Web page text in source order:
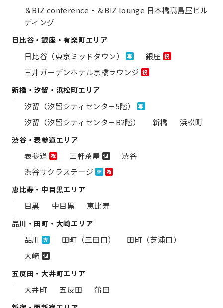
＆BIZ conference・＆BIZ lounge 日本橋髙島屋ビル
ディング
日比谷・銀座・有楽町エリア
日比谷（東京ミッドタウン） 専 銀座 祝
三井ガーデンホテル京橋ラウンジ 祝
新橋・汐留・浜松町エリア
汐留（汐留シティセンター5階） 専
汐留（汐留シティセンターB2階） 新橋 浜松町
渋谷・表参道エリア
表参道 祝 三軒茶屋 個
渋谷
渋谷サクラステージ 専 祝
恵比寿・中目黒エリア
目黒 中目黒 恵比寿
品川・田町・大崎エリア
品川 専 田町（三田口）
田町（芝浦口）
大崎 個
五反田・大井町エリア
大井町 五反田 蒲田